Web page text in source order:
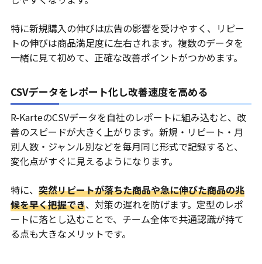
特に新規購入の伸びは広告の影響を受けやすく、リピー
トの伸びは商品満足度に左右されます。複数のデータを
一緒に見て初めて、正確な改善ポイントがつかめます。
CSVデータをレポート化し改善速度を高める
R-KarteのCSVデータを自社のレポートに組み込むと、改
善のスピードが大きく上がります。新規・リピート・月
別人数・ジャンル別などを毎月同じ形式で記録すると、
変化点がすぐに見えるようになります。
特に、突然リピートが落ちた商品や急に伸びた商品の兆
候を早く把握でき、対策の遅れを防げます。定型のレポ
ートに落とし込むことで、チーム全体で共通認識が持て
る点も大きなメリットです。